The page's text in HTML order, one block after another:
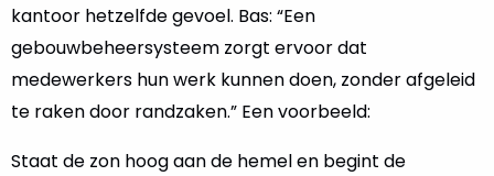
kantoor hetzelfde gevoel. Bas: “Een
gebouwbeheersysteem zorgt ervoor dat
medewerkers hun werk kunnen doen, zonder afgeleid
te raken door randzaken.” Een voorbeeld:
Staat de zon hoog aan de hemel en begint de